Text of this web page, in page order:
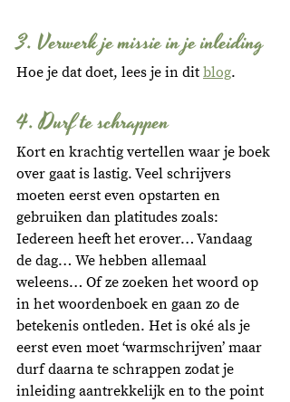
3. Verwerk je missie in je inleiding
Hoe je dat doet, lees je in dit blog.
4. Durf te schrappen
Kort en krachtig vertellen waar je boek
over gaat is lastig. Veel schrijvers
moeten eerst even opstarten en
gebruiken dan platitudes zoals:
Iedereen heeft het erover… Vandaag
de dag… We hebben allemaal
weleens… Of ze zoeken het woord op
in het woordenboek en gaan zo de
betekenis ontleden. Het is oké als je
eerst even moet ‘warmschrijven’ maar
durf daarna te schrappen zodat je
inleiding aantrekkelijk en to the point